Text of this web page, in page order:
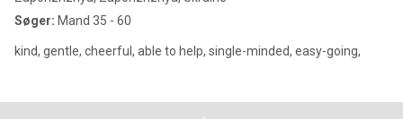
Søger: Mand 35 - 60
kind, gentle, cheerful, able to help, single-minded, easy-going,